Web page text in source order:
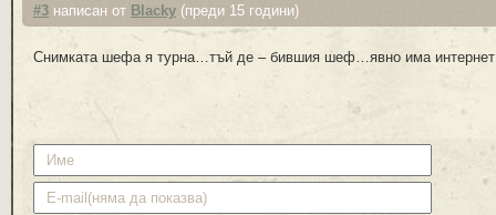
#3 написан от Blacky (преди 15 години)
Снимката шефа я турна…тъй де – бившия шеф…явно има